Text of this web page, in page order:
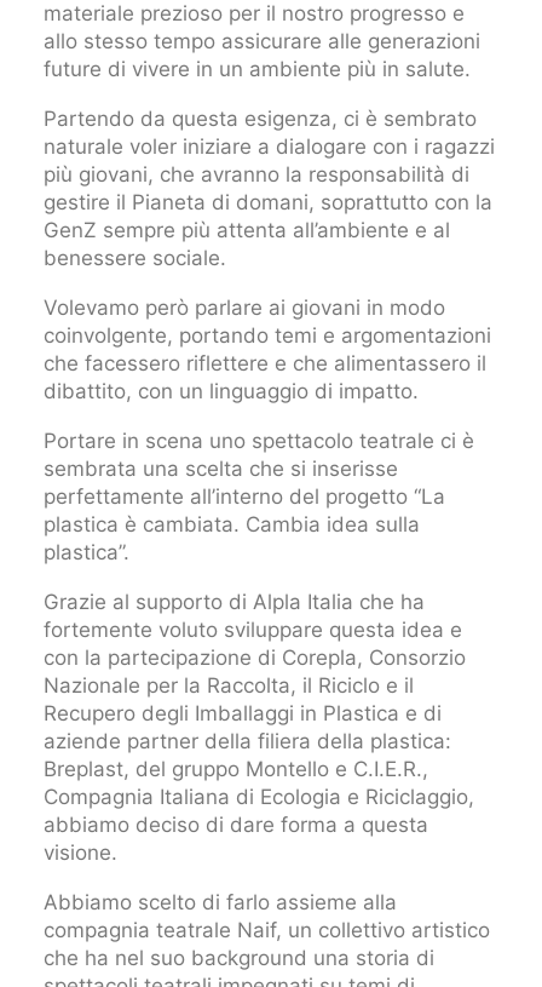
materiale prezioso per il nostro progresso e
allo stesso tempo assicurare alle generazioni
future di vivere in un ambiente più in salute.
Partendo da questa esigenza, ci è sembrato
naturale voler iniziare a dialogare con i ragazzi
più giovani, che avranno la responsabilità di
gestire il Pianeta di domani, soprattutto con la
GenZ sempre più attenta all’ambiente e al
benessere sociale.
Volevamo però parlare ai giovani in modo
coinvolgente, portando temi e argomentazioni
che facessero riflettere e che alimentassero il
dibattito, con un linguaggio di impatto.
Portare in scena uno spettacolo teatrale ci è
sembrata una scelta che si inserisse
perfettamente all’interno del progetto “La
plastica è cambiata. Cambia idea sulla
plastica”.
Grazie al supporto di Alpla Italia che ha
fortemente voluto sviluppare questa idea e
con la partecipazione di Corepla, Consorzio
Nazionale per la Raccolta, il Riciclo e il
Recupero degli Imballaggi in Plastica e di
aziende partner della filiera della plastica:
Breplast, del gruppo Montello e C.I.E.R.,
Compagnia Italiana di Ecologia e Riciclaggio,
abbiamo deciso di dare forma a questa
visione.
Abbiamo scelto di farlo assieme alla
compagnia teatrale Naif, un collettivo artistico
che ha nel suo background una storia di